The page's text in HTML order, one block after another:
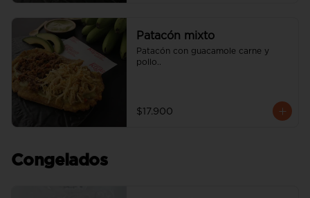
Patacón mixto
Patacón con guacamole carne y
pollo..
$17.900
Congelados